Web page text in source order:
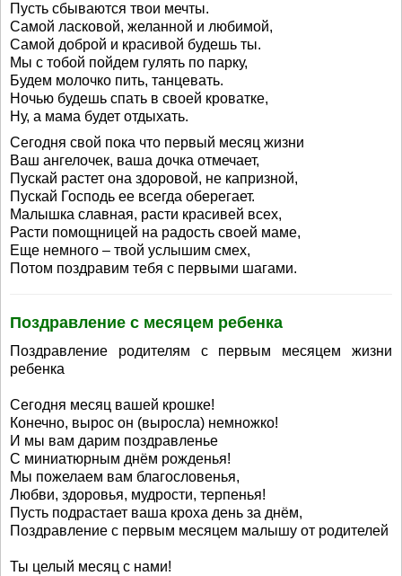
Пусть сбываются твои мечты.
Самой ласковой, желанной и любимой,
Самой доброй и красивой будешь ты.
Мы с тобой пойдем гулять по парку,
Будем молочко пить, танцевать.
Ночью будешь спать в своей кроватке,
Ну, а мама будет отдыхать.
Сегодня свой пока что первый месяц жизни
Ваш ангелочек, ваша дочка отмечает,
Пускай растет она здоровой, не капризной,
Пускай Господь ее всегда оберегает.
Малышка славная, расти красивей всех,
Расти помощницей на радость своей маме,
Еще немного – твой услышим смех,
Потом поздравим тебя с первыми шагами.
Поздравление с месяцем ребенка
Поздравление родителям с первым месяцем жизни
ребенка
Сегодня месяц вашей крошке!
Конечно, вырос он (выросла) немножко!
И мы вам дарим поздравленье
С миниатюрным днём рожденья!
Мы пожелаем вам благословенья,
Любви, здоровья, мудрости, терпенья!
Пусть подрастает ваша кроха день за днём,
Поздравление с первым месяцем малышу от родителей
Ты целый месяц с нами!